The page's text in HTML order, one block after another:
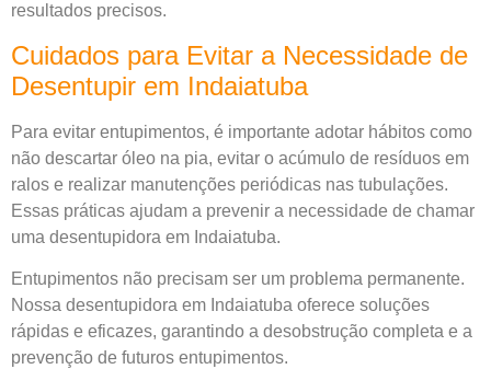
resultados precisos.
Cuidados para Evitar a Necessidade de
Desentupir em Indaiatuba
Para evitar entupimentos, é importante adotar hábitos como
não descartar óleo na pia, evitar o acúmulo de resíduos em
ralos e realizar manutenções periódicas nas tubulações.
Essas práticas ajudam a prevenir a necessidade de chamar
uma desentupidora em Indaiatuba.
Entupimentos não precisam ser um problema permanente.
Nossa desentupidora em Indaiatuba oferece soluções
rápidas e eficazes, garantindo a desobstrução completa e a
prevenção de futuros entupimentos.